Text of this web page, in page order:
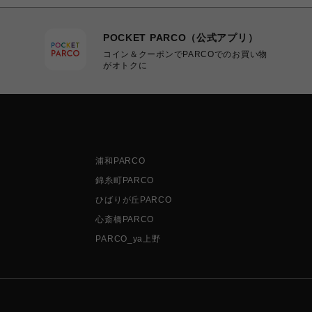
POCKET PARCO（公式アプリ）
コイン＆クーポンでPARCOでのお買い物
がオトクに
浦和PARCO
錦糸町PARCO
ひばりが丘PARCO
心斎橋PARCO
PARCO_ya上野